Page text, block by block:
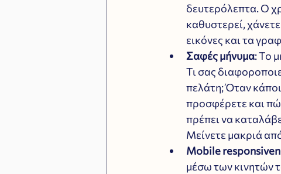
δευτερόλεπτα. Ο
καθυστερεί,
εικόνες και τα
Σαφές μήνυμα: Το
Τι σας
πελάτη; Όταν
προσφέρετε και
πρέπει να
Μείνετε μακριά
Mobile
μέσω των κινητών